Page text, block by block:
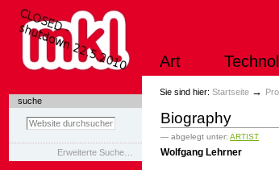
Inhalt
Art
suche
Erweiterte Suche…
Sie sind hier: Startseite →
Biography
— abgelegt unter:ARTIST
Wolfgang Lehrner